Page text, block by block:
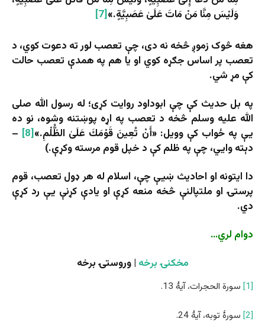
وَلَیْسَ مِنَّا مَنْ مَاتَ عَلَىٰ عَصَبِیَّةٍ.»[7]
هغه څوک زموږ څخه نه دی، چې تعصب لور ته دعوت کوي، د
تعصب پر اساس جګړه کوي او یا هم په همدې تعصب حالت
کې مړ شي.
په بل حدیث کې چې ابوداود روایت کړی؛ له رسول الله صلی
الله علیه وسلم څخه د تعصب په اړه پوښتنه وشوه، نو ده
یې په ځواب کې وویل: «أَنْ تُعِینَ قَوْمَكَ عَلَىٰ الظُّلْمِ.»[8]
–
دېته وايي، چې په ظلم کې د خپل قوم مرسته وکړې.)
دا ایتونه او احادیث ښيې چې، اسلام له هر ډول تعصب، قوم
پرستۍ او ملتپالنې څخه منعه کړې او یادې کړنې یې رد کړې
دي.
دوام لري…
مخکنۍ برخه | وروستۍ برخه
[1] سورة الحجرات، آیۀ 13.
[2] سورۀ توبه، آیۀ 24.